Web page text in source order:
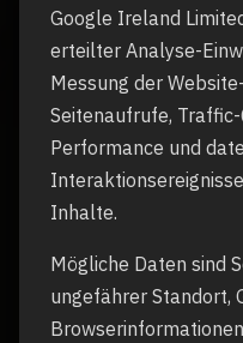
Google Ireland
erteilter Analyse-
Messung der
Seitenaufrufe,
Performance und
Inhalte.
Mögliche Daten sind
ungefährer Standort,